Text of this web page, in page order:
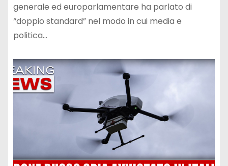
generale ed europarlamentare ha parlato di
“doppio standard” nel modo in cui media e
politica…